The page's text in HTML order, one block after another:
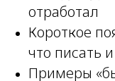
отработал
Короткое
что писать
Примеры